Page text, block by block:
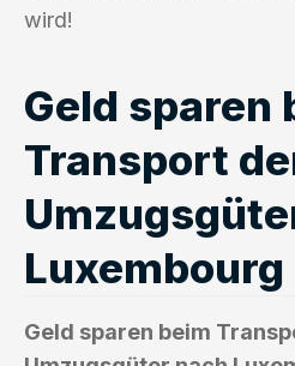
wird!
Geld sparen
Transport
Luxembourg
Geld sparen beim